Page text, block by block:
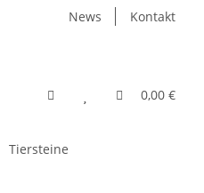
News Kontakt
0,00 €
Tiersteine